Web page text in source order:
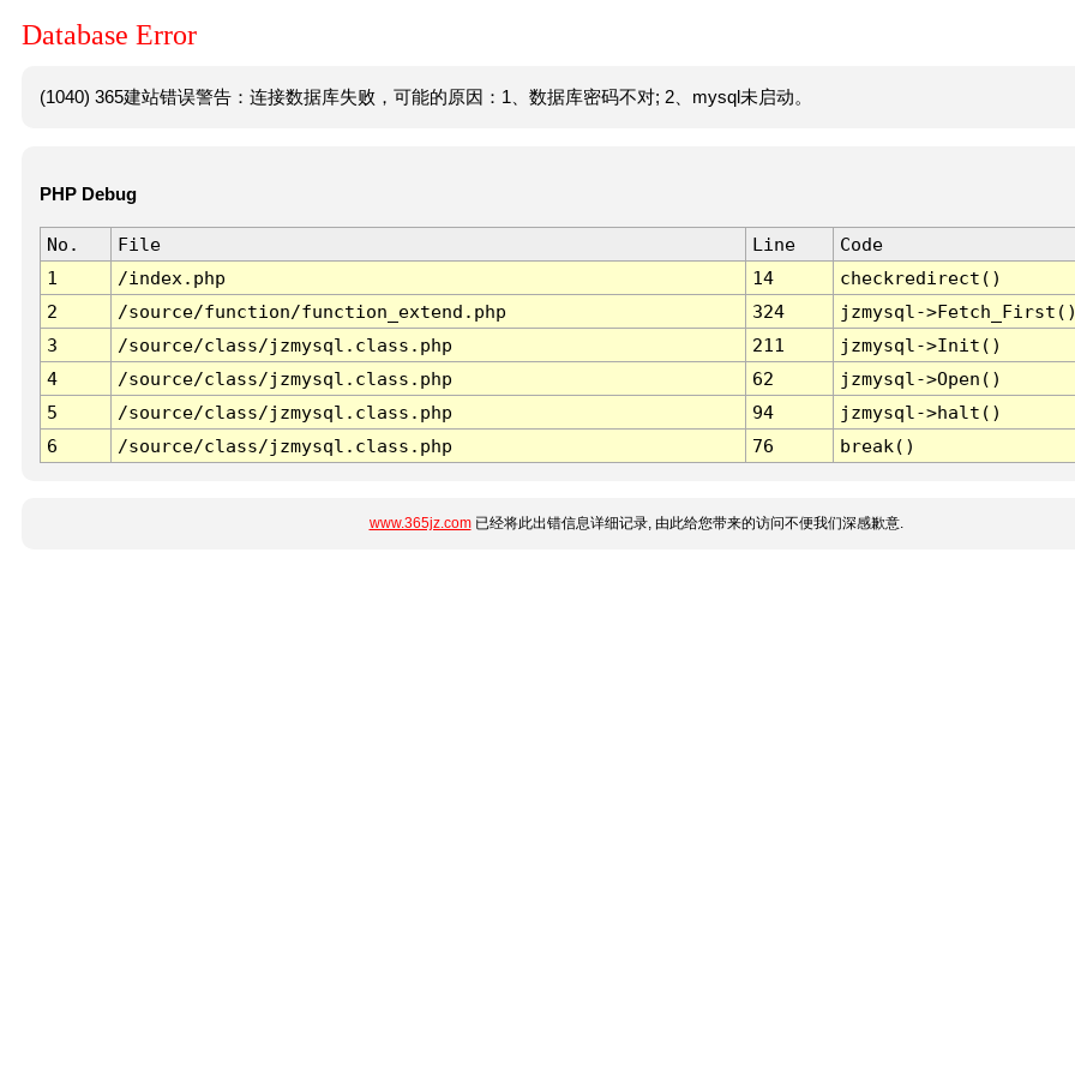
Database Error
(1040) 365建站错误警告：连接数据库失败，可能的原因：1、数据库密码不对; 2、mysql未启动。
PHP Debug
No. File Line
Code
1
/index.php 14
checkredirect()
2
/source/function/function_extend.php 324
jzmysql-
3
/source/class/jzmysql.class.php 211
jzmysql->Init()
4
/source/class/jzmysql.class.php 62
jzmysql->Open()
5
/source/class/jzmysql.class.php 94
jzmysql->halt()
6
/source/class/jzmysql.class.php 76 break()
www.365jz.com已经将此出错信息详细记录, 由此给您带来的访问不便我们深感歉意.